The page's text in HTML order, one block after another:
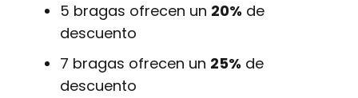
5 bragas ofrecen un 20% de
descuento
7 bragas ofrecen un 25% de
descuento